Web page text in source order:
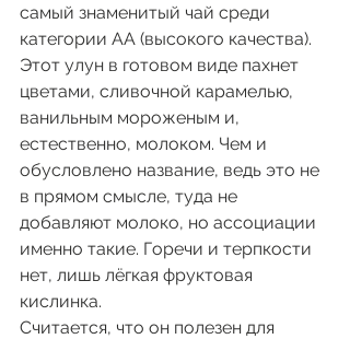
самый знаменитый чай среди
категории АА (высокого качества).
Этот улун в готовом виде пахнет
цветами, сливочной карамелью,
ванильным мороженым и,
естественно, молоком. Чем и
обусловлено название, ведь это не
в прямом смысле, туда не
добавляют молоко, но ассоциации
именно такие. Горечи и терпкости
нет, лишь лёгкая фруктовая
кислинка.
Считается, что он полезен для